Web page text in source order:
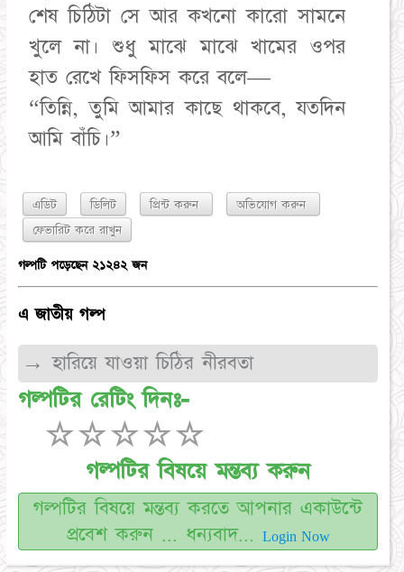
শেষ চিঠিটা সে আর কখনো কারো সামনে
খুলে না। শুধু মাঝে মাঝে খামের ওপর
হাত রেখে ফিসফিস করে বলে—
“তিন্নি, তুমি আমার কাছে থাকবে, যতদিন
এডিট ডিলিট প্রিন্ট করুন অভিযোগ করুন
গল্পটি পড়েছেন ২১২৪২ জন
এ জাতীয় গল্প
→ হারিয়ে যাওয়া চিঠির নীরবতা
গল্পটির রেটিং দিনঃ-
☆
☆
☆
☆
☆
গল্পটির বিষয়ে মন্তব্য করুন
গল্পটির বিষয়ে মন্তব্য করতে আপনার একাউন্টে
প্রবেশ করুন ... ধন্যবাদ...
Login Now